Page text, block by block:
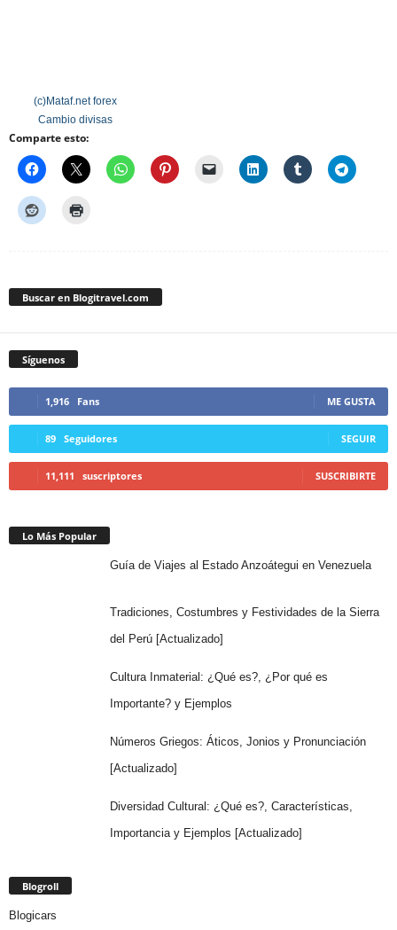
(c)Mataf.netforex
Cambio divisas
Comparte esto:
Buscar en Blogitravel.com
Síguenos
1,916 Fans ME GUSTA
89 Seguidores SEGUIR
11,111 suscriptores SUSCRIBIRTE
Lo Más Popular
Guía de Viajes al Estado Anzoátegui en Venezuela
Tradiciones, Costumbres y Festividades de la Sierra
del Perú [Actualizado]
Cultura Inmaterial: ¿Qué es?, ¿Por qué es
Importante? y Ejemplos
Números Griegos: Áticos, Jonios y Pronunciación
[Actualizado]
Diversidad Cultural: ¿Qué es?, Características,
Importancia y Ejemplos [Actualizado]
Blogroll
Blogicars